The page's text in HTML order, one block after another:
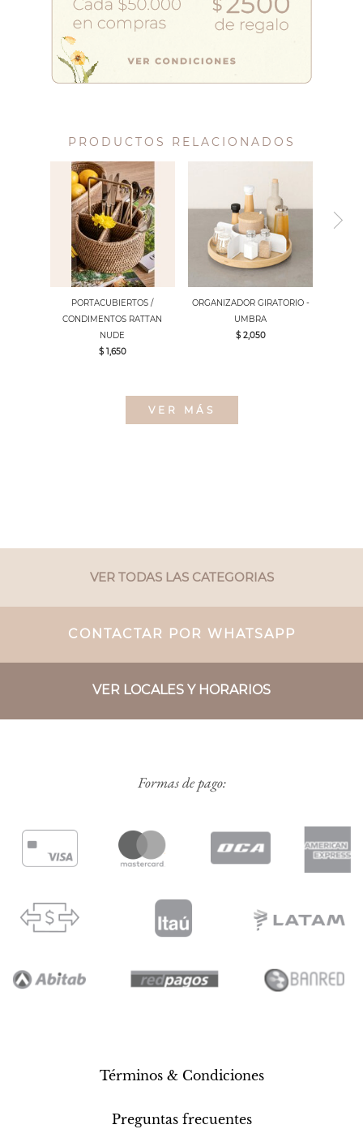
PRODUCTOS RELACIONADOS
PORTACUBIERTOS /
CONDIMENTOS RATTAN
NUDE
$ 1,650
ORGANIZADOR GIRATORIO -
UMBRA
$ 2,050
VER MÁS
VER TODAS LAS CATEGORIAS
CONTACTAR POR WHATSAPP
VER LOCALES Y HORARIOS
Formas de pago:
Términos & Condiciones
Preguntas frecuentes